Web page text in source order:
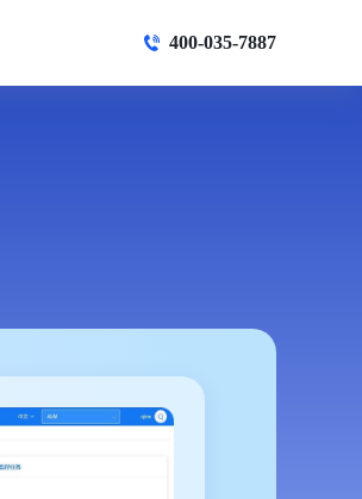
400-035-7887